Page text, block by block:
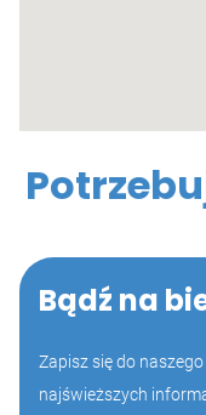
Bądź na
Zapisz się do
najświeższych